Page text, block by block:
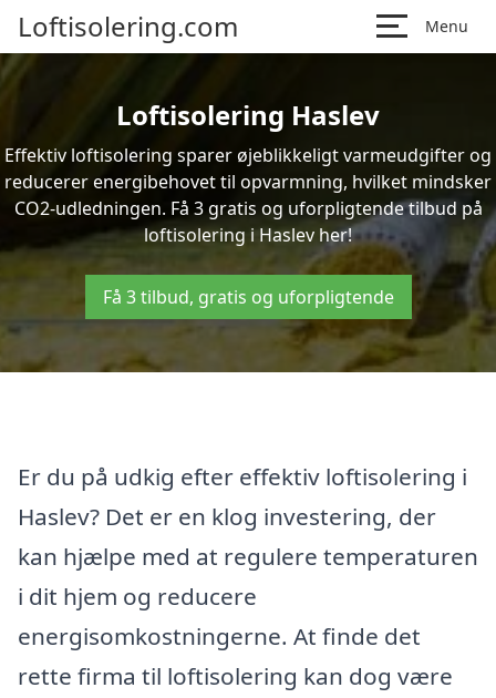
Loftisolering.com Menu
Loftisolering Haslev
Effektiv loftisolering sparer øjeblikkeligt varmeudgifter og
reducerer energibehovet til opvarmning, hvilket mindsker
CO2-udledningen. Få 3 gratis og uforpligtende tilbud på
loftisolering i Haslev her!
Få 3 tilbud, gratis og uforpligtende
Er du på udkig efter effektiv loftisolering i
Haslev? Det er en klog investering, der
kan hjælpe med at regulere temperaturen
i dit hjem og reducere
energisomkostningerne. At finde det
rette firma til loftisolering kan dog være